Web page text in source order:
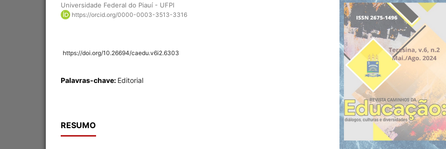
Universidade Federal do Piauí - UFPI
https://orcid.org/0000-0003-3513-3316
https://doi.org/10.26694/caedu.v6i2.6303
Palavras-chave: Editorial
RESUMO